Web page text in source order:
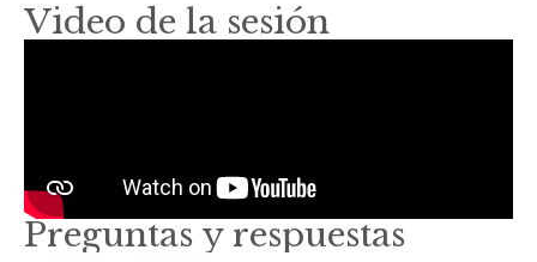
Video de la sesión
Preguntas y respuestas